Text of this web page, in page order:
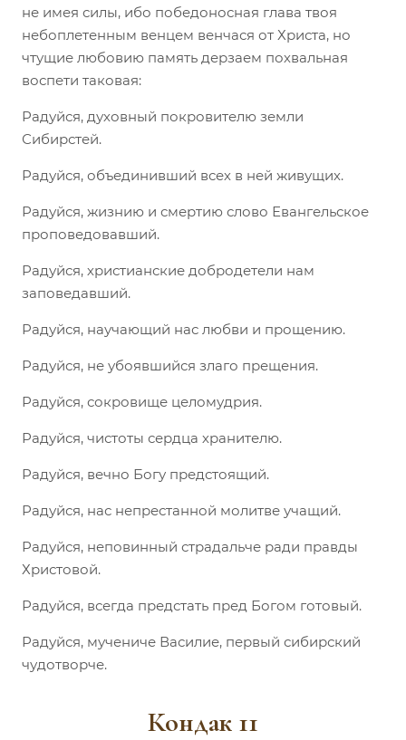
не имея силы, ибо победоносная глава твоя
небоплетенным венцем венчася от Христа, но
чтущие любовию память дерзаем похвальная
воспети таковая:
Радуйся, духовный покровителю земли
Сибирстей.
Радуйся, объединивший всех в ней живущих.
Радуйся, жизнию и смертию слово Евангельское
проповедовавший.
Радуйся, христианские добродетели нам
заповедавший.
Радуйся, научающий нас любви и прощению.
Радуйся, не убоявшийся злаго прещения.
Радуйся, сокровище целомудрия.
Радуйся, чистоты сердца хранителю.
Радуйся, вечно Богу предстоящий.
Радуйся, нас непрестанной молитве учащий.
Радуйся, неповинный страдальче ради правды
Христовой.
Радуйся, всегда предстать пред Богом готовый.
Радуйся, мучениче Василие, первый сибирский
чудотворче.
Кондак 11